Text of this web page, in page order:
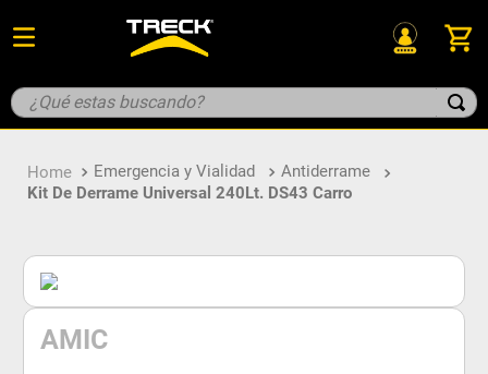
¿Qué estas buscando?
Emergencia y Vialidad
Antiderrame
Kit De Derrame Universal 240Lt. DS43 Carro
AMIC
1. guante